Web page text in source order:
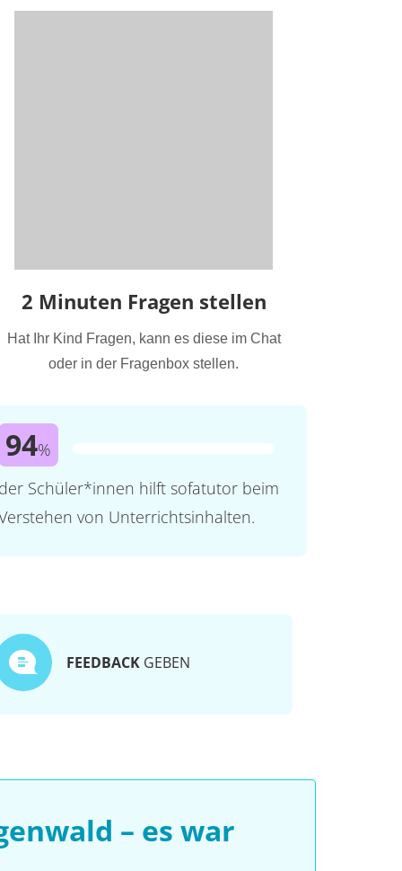
2 Minuten Fragen stellen
Hat Ihr Kind Fragen, kann es diese im Chat
oder in der Fragenbox stellen.
94%
Schüler*innen hilft sofatutor beim
von Unterrichtsinhalten.
FEEDBACK GEBEN
– es war